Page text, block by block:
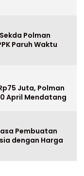
Polman
Paruh Waktu
Juta, Polman
April Mendatang
Pembuatan
dengan Harga